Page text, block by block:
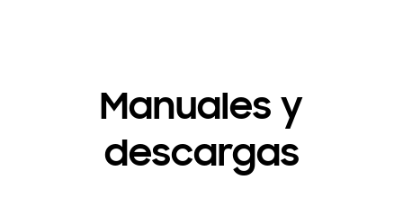
Manuales y
descargas